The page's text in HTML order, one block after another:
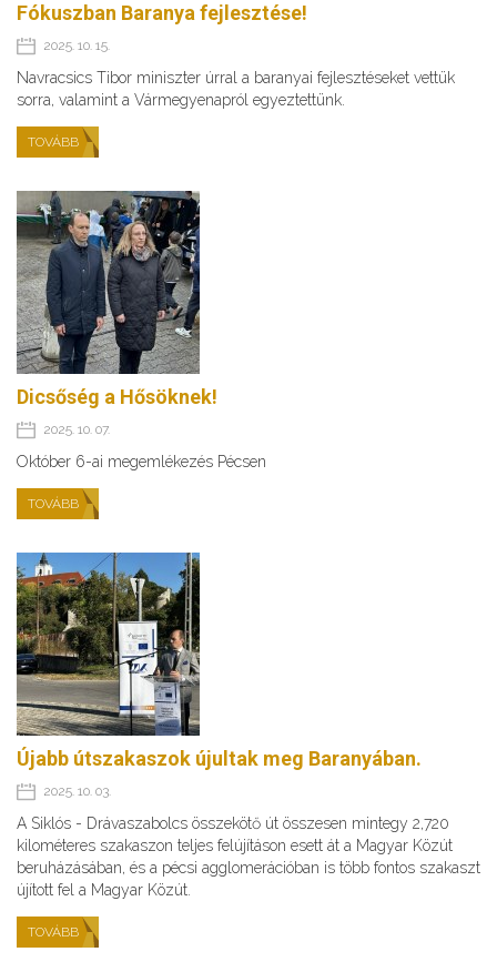
Fókuszban Baranya fejlesztése!
2025. 10. 15.
Navracsics Tibor miniszter úrral a baranyai fejlesztéseket vettük
sorra, valamint a Vármegyenapról egyeztettünk.
TOVÁBB
Dicsőség a Hősöknek!
2025. 10. 07.
Október 6-ai megemlékezés Pécsen
TOVÁBB
Újabb útszakaszok újultak meg Baranyában.
2025. 10. 03.
A Siklós - Drávaszabolcs összekötő út összesen mintegy 2,720
kilométeres szakaszon teljes felújításon esett át a Magyar Közút
beruházásában, és a pécsi agglomerációban is több fontos szakaszt
újított fel a Magyar Közút.
TOVÁBB